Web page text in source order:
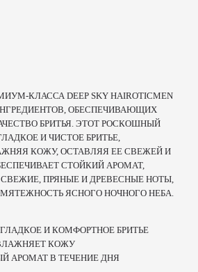
КЛАССА DEEP SKY HAIROTICMEN
ОБЕСПЕЧИВАЮЩИХ
БРИТЬЯ. ЭТОТ РОСКОШНЫЙ
И ЧИСТОЕ БРИТЬЕ,
КОЖУ, ОСТАВЛЯЯ ЕЕ СВЕЖЕЙ И
СТОЙКИЙ АРОМАТ,
ПРЯНЫЕ И ДРЕВЕСНЫЕ НОТЫ,
ЯСНОГО НОЧНОГО НЕБА.
И КОМФОРТНОЕ БРИТЬЕ
КОЖУ
АРОМАТ В ТЕЧЕНИЕ ДНЯ